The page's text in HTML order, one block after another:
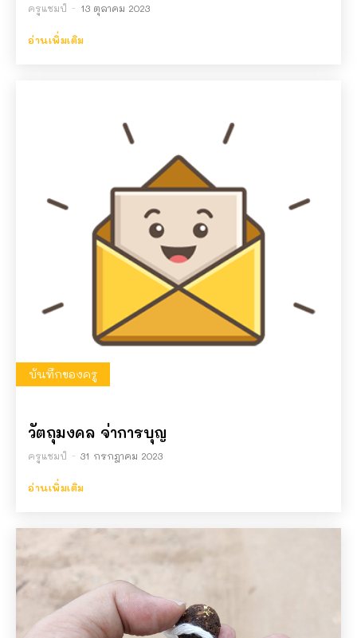
ครูแชมป์ - 13 ตุลาคม 2023
อ่านเพิ่มเติม
บันทึกของครู
วัตถุมงคล จ่าการบุญ
ครูแชมป์ - 31 กรกฎาคม 2023
อ่านเพิ่มเติม